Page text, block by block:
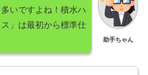
助手ちゃん
いですよね！積水ハ
」は最初から標準仕